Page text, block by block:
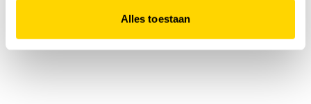
Alles toestaan